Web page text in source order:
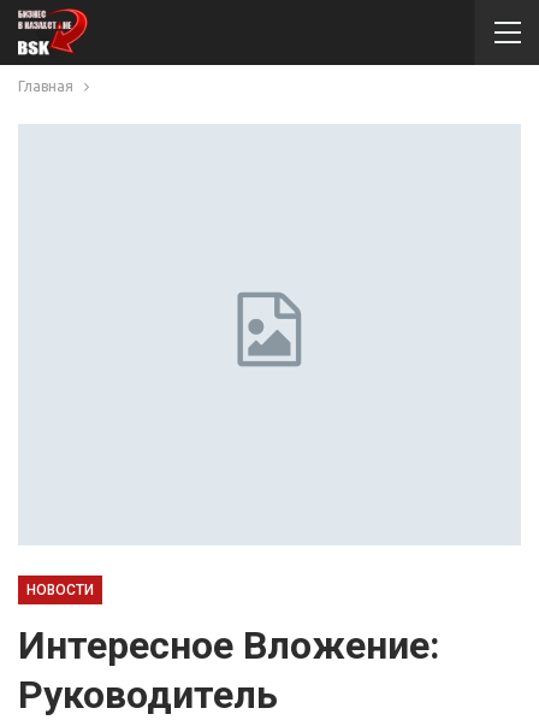
Главная
НОВОСТИ
Интересное Вложение:
Руководитель